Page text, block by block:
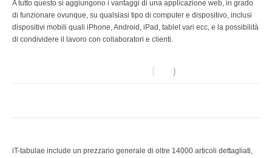
A tutto questo si aggiungono i vantaggi di una applicazione web, in grado
di funzionare ovunque, su qualsiasi tipo di computer e dispositivo, inclusi
dispositivi mobili quali iPhone, Android, iPad, tablet vari ecc, e la possibilità
di condividere il lavoro con collaboratori e clienti.
iT-tabulae include un prezzario generale di oltre 14000 articoli dettagliati,